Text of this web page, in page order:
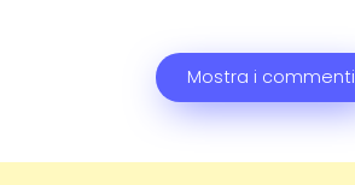
Mostra i commenti